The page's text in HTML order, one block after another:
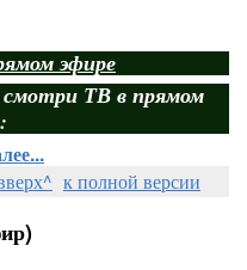
эфире
ТВ в прямом
к полной версии